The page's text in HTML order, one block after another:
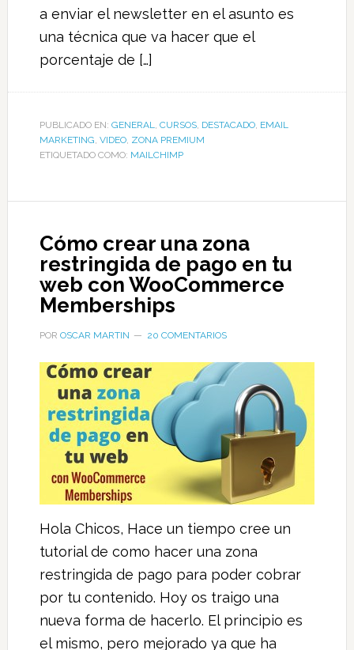
a enviar el newsletter en el asunto es
una técnica que va hacer que el
porcentaje de […]
PUBLICADO EN: GENERAL, CURSOS, DESTACADO, EMAIL
MARKETING, VIDEO, ZONA PREMIUM
ETIQUETADO COMO: MAILCHIMP
Cómo crear una zona
restringida de pago en tu
web con WooCommerce
Memberships
POR OSCAR MARTIN 20 COMENTARIOS
Hola Chicos, Hace un tiempo cree un
tutorial de como hacer una zona
restringida de pago para poder cobrar
por tu contenido. Hoy os traigo una
nueva forma de hacerlo. El principio es
el mismo, pero mejorado ya que ha